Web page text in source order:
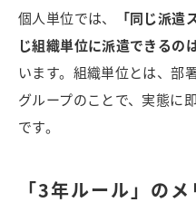
個人単位では、
「同じ派遣
じ組織単位に派遣できるの
います。組織単位とは、部
グループのことで、実態に
です。
「3年ルール」の